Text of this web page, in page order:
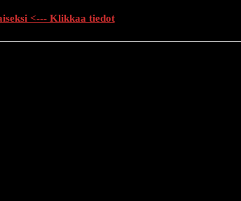
<--- Klikkaa tiedot